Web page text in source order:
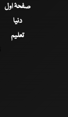
صفحۂ اول
دنیا
تعلیم